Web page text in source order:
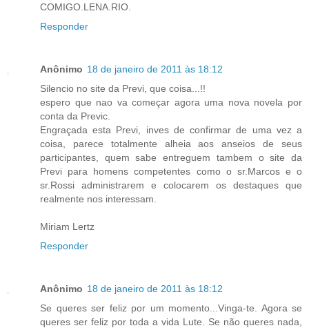
COMIGO.LENA.RIO.
Responder
Anônimo 18 de janeiro de 2011 às 18:12
Silencio no site da Previ, que coisa...!!
espero que nao va começar agora uma nova novela por
conta da Previc.
Engraçada esta Previ, inves de confirmar de uma vez a
coisa, parece totalmente alheia aos anseios de seus
participantes, quem sabe entreguem tambem o site da
Previ para homens competentes como o sr.Marcos e o
sr.Rossi administrarem e colocarem os destaques que
realmente nos interessam.
Miriam Lertz
Responder
Anônimo 18 de janeiro de 2011 às 18:12
Se queres ser feliz por um momento...Vinga-te. Agora se
queres ser feliz por toda a vida Lute. Se não queres nada,